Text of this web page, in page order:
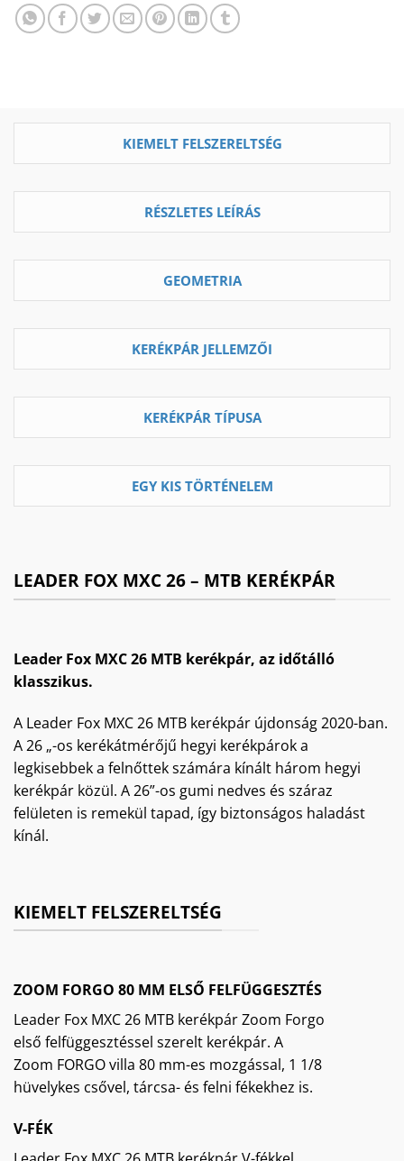
KIEMELT FELSZERELTSÉG
RÉSZLETES LEÍRÁS
GEOMETRIA
KERÉKPÁR JELLEMZŐI
KERÉKPÁR TÍPUSA
EGY KIS TÖRTÉNELEM
LEADER FOX MXC 26 – MTB KERÉKPÁR
Leader Fox MXC 26 MTB kerékpár, az időtálló
klasszikus.
A Leader Fox MXC 26 MTB kerékpár újdonság 2020-ban.
A 26 „-os kerékátmérőjű hegyi kerékpárok a
legkisebbek a felnőttek számára kínált három hegyi
kerékpár közül. A 26”-os gumi nedves és száraz
felületen is remekül tapad, így biztonságos haladást
kínál.
KIEMELT FELSZERELTSÉG
ZOOM FORGO 80 MM ELSŐ FELFÜGGESZTÉS
Leader Fox MXC 26 MTB kerékpár Zoom Forgo
első felfüggesztéssel szerelt kerékpár. A
Zoom FORGO villa 80 mm-es mozgással, 1 1/8
hüvelykes csővel, tárcsa- és felni fékekhez is.
V-FÉK